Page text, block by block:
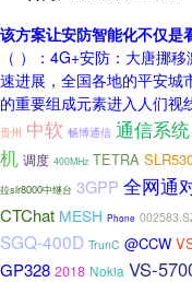
该方案让安防智能化不仅是
（ ）：4G+安防：大唐挪
速进展，全国各地的平安城
的重要组成元素进入人们视
贵州 中软 畅博通信 通信系统
机 调度 400MHz TETRA
拉slr8000中继台 3GPP 全网通
CTChat MESH Phone
SGQ-400D TrunC @CCW
GP328 2018 Nokia VS-